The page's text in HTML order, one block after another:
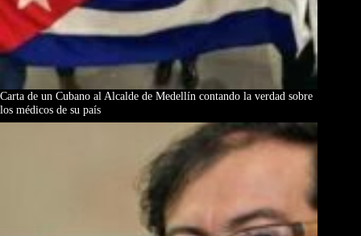
Carta de un Cubano al Alcalde de Medellín contando la verdad sobre
los médicos de su país